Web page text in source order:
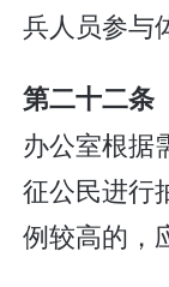
兵人员参与
第二十二条
办公室根据
征公民进行
例较高的，